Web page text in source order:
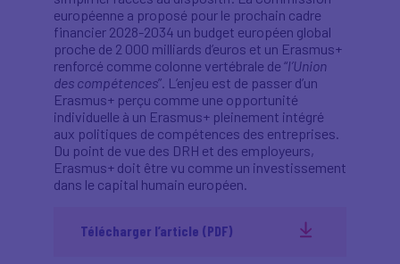
européenne a proposé pour le prochain cadre
financier 2028-2034 un budget européen global
proche de 2 000 milliards d’euros et un Erasmus+
renforcé comme colonne vertébrale de “l’Union
des compétences”. L’enjeu est de passer d’un
Erasmus+ perçu comme une opportunité
individuelle à un Erasmus+ pleinement intégré
aux politiques de compétences des entreprises.
Du point de vue des DRH et des employeurs,
Erasmus+ doit être vu comme un investissement
dans le capital humain européen.
Télécharger l’article (PDF)